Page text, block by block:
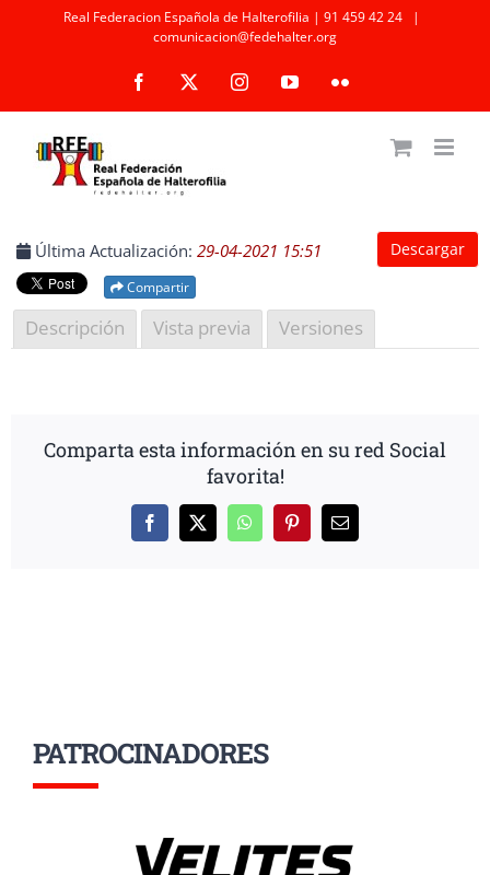
Real Federacion Española de Halterofilia | 91 459 42 24
|
comunicacion@fedehalter.org
Facebook InstagramYouTubeFlickr
Descargar
Última Actualización: 29-04-2021 15:51
Compartir
Descripción Vista previa Versiones
Comparta esta información en su red Social
favorita!
Facebook
X WhatsAppPinterestCorreo
PATROCINADORES